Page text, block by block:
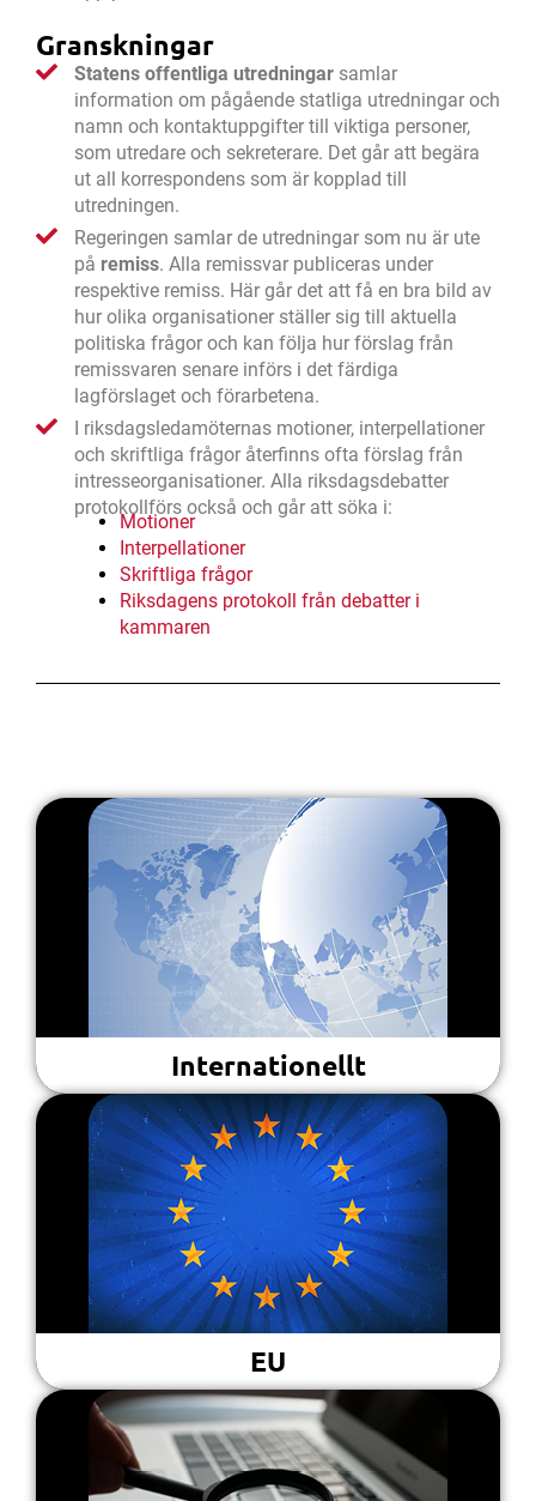
Granskningar
Statens offentliga utredningarsamlar
information om pågående statliga utredningar och
namn och kontaktuppgifter till viktiga personer,
som utredare och sekreterare. Det går att begära
ut all korrespondens som är kopplad till
utredningen.
Regeringen samlar de utredningar som nu är ute
på remiss. Alla remissvar publiceras under
respektive remiss. Här går det att få en bra bild av
hur olika organisationer ställer sig till aktuella
politiska frågor och kan följa hur förslag från
remissvaren senare införs i det färdiga
lagförslaget och förarbetena.
I riksdagsledamöternas motioner, interpellationer
och skriftliga frågor återfinns ofta förslag från
intresseorganisationer. Alla riksdagsdebatter
protokollförs också och går att söka i:
Motioner
Interpellationer
Skriftliga frågor
Riksdagens protokoll från debatter i
kammaren
Internationellt
EU